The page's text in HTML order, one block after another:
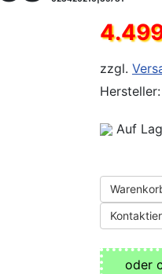
zzgl.
Hersteller:
Auf
oder